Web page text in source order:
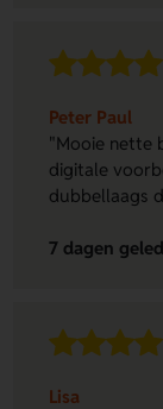
Peter Paul
"Mooie nette
digitale
dubbellaags
7 dagen
Lisa